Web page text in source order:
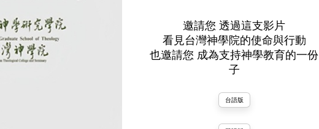
邀請您 透過這支影片
看見台灣神學院的使命與行動
也邀請您 成為支持神學教育的一份
子
台語版